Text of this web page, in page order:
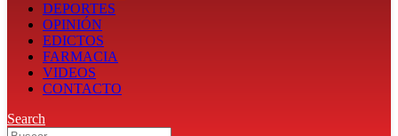
DEPORTES
OPINIÓN
EDICTOS
FARMACIA
VIDEOS
CONTACTO
Search